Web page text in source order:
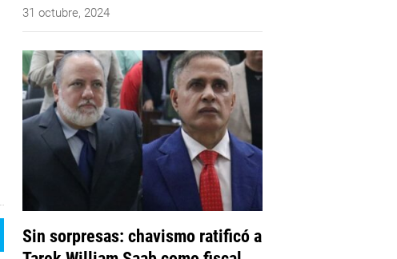
31 octubre, 2024
Sin sorpresas: chavismo ratificó a